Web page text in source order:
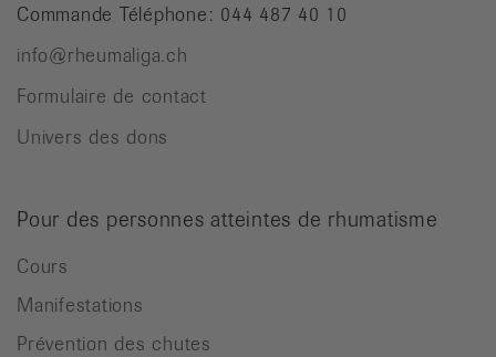
Commande Téléphone: 044 487 40 10
info@rheumaliga.ch
Formulaire de contact
Univers des dons
Pour des personnes atteintes de rhumatisme
Cours
Manifestations
Prévention des chutes